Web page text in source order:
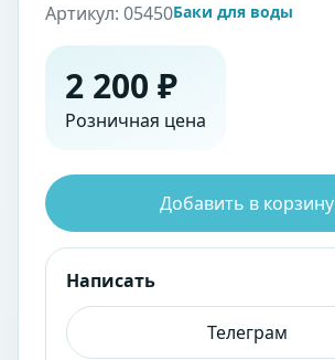
Артикул: 05450Баки для воды
2 200 ₽
Розничная цена
Добавить в корзину
Написать
Телеграм